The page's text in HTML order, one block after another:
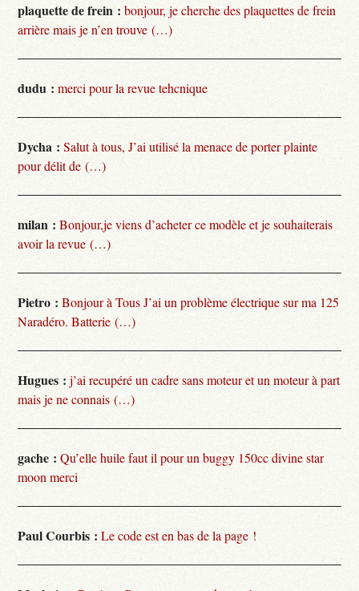
plaquette de frein : bonjour, je cherche des plaquettes de frein
arrière mais je n’en trouve (…)
dudu : merci pour la revue tehcnique
Dycha : Salut à tous, J’ai utilisé la menace de porter plainte
pour délit de (…)
milan : Bonjour,je viens d’acheter ce modèle et je souhaiterais
avoir la revue (…)
Pietro : Bonjour à Tous J’ai un problème électrique sur ma 125
Naradéro. Batterie (…)
Hugues : j’ai recupéré un cadre sans moteur et un moteur à part
mais je ne connais (…)
gache : Qu’elle huile faut il pour un buggy 150cc divine star
moon merci
Paul Courbis : Le code est en bas de la page !